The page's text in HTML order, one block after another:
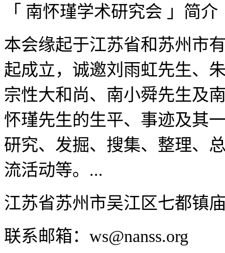
「 南怀瑾学术研究会 」简介
本会缘起于江苏省和苏州市
起成立，诚邀刘雨虹先生、
宗性大和尚、南小舜先生及
怀瑾先生的生平、事迹及其
研究、发掘、搜集、整理、
流活动等。...
江苏省苏州市吴江区七都镇
联系邮箱：ws@nanss.org